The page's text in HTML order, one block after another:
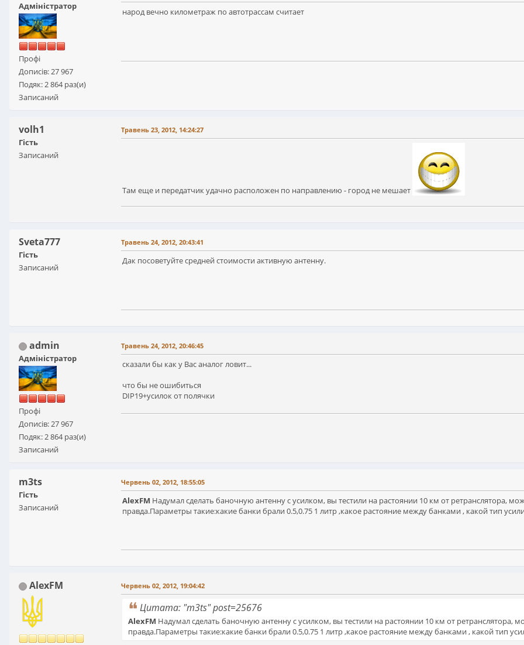
Адміністратор
Профі
Дописів: 27 967
Подяк: 2 864 раз(и)
Записаний
народ вечно километраж по автотрассам считает
volh1
Гість
Записаний
Травень 23, 2012, 14:24:27
Там еще и передатчик удачно расположен по направлению - город не мешает
Sveta777
Гість
Записаний
Травень 24, 2012, 20:43:41
Дак посоветуйте средней стоимости активную антенну.
admin
Адміністратор
Профі
Дописів: 27 967
Подяк: 2 864 раз(и)
Записаний
Травень 24, 2012, 20:46:45
сказали бы как у Вас аналог ловит...
что бы не ошибиться
DIP19+усилок от полячки
m3ts
Гість
Записаний
Червень 02, 2012, 18:55:05
AlexFM Надумал сделать баночную антенну с усилком, вы тестили на растоянии 10 км от ретранслятора,
правда.Параметры такие:какие банки брали 0.5,0.75 1 литр ,какое растояние между банками , какой тип
AlexFM Червень 02, 2012, 19:04:42
Цитата: "m3ts" post=25676
AlexFM Надумал сделать баночную антенну с усилком, вы тестили на растоянии 10 км от ретранслятора,
правда.Параметры такие:какие банки брали 0.5,0.75 1 литр ,какое растояние между банками , какой тип